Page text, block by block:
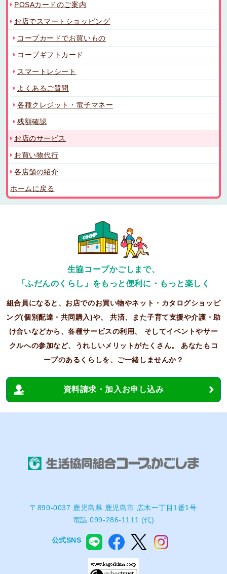
POSAカードのご案内
お店でスマートショッピング
コープカードでお買いもの
コープギフトカード
スマートレシート
よくあるご質問
各種クレジット・電子マネー
残額確認
お店のサービス
お買い物代行
各店舗の紹介
ホームに戻る
生協コープかごしまで、
「ふだんのくらし」をもっと便利に・もっと楽しく
組合員になると、お店でのお買い物やネット・カタログショッピ
ング(個別配達・共同購入)や、共済、また子育て支援や介護・助
け合いなどから、各種サービスの利用、
そしてイベントやサー
クルへの参加など、うれしいメリットがたくさん。
あなたもコ
ープのあるくらしを、ご一緒しませんか？
資料請求・加入お申し込み
〒890-0037 鹿児島県 鹿児島市 広木一丁目1番1号
電話 099-286-1111 (代)
公式SNS